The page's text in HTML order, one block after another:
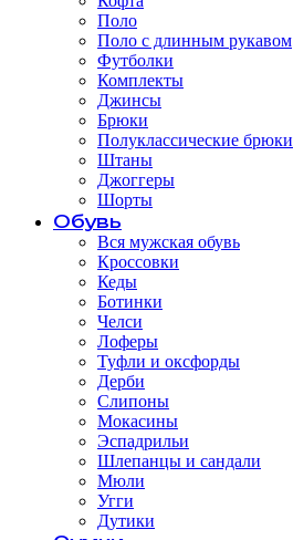
Поло
Поло с длинным рукавом
Футболки
Комплекты
Джинсы
Брюки
Полуклассические брюки
Штаны
Джоггеры
Шорты
Обувь
Вся мужская обувь
Кроссовки
Кеды
Ботинки
Челси
Лоферы
Туфли и оксфорды
Дерби
Слипоны
Мокасины
Эспадрильи
Шлепанцы и сандали
Мюли
Угги
Дутики